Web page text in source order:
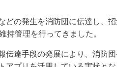
市のプロ
遺贈寄
どの発生を消防団に伝達し、
持管理を行ってきました。
伝達手段の発展により、消防